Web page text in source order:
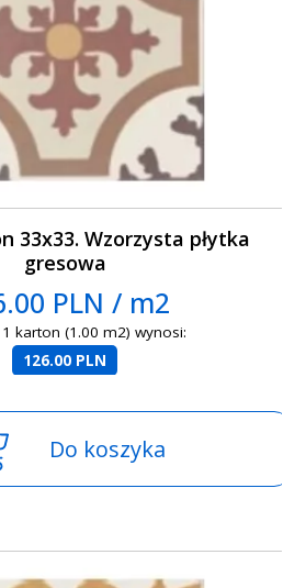
33x33. Wzorzysta płytka
gresowa
PLN / m2
karton (1.00 m2) wynosi:
126.00 PLN
Do koszyka